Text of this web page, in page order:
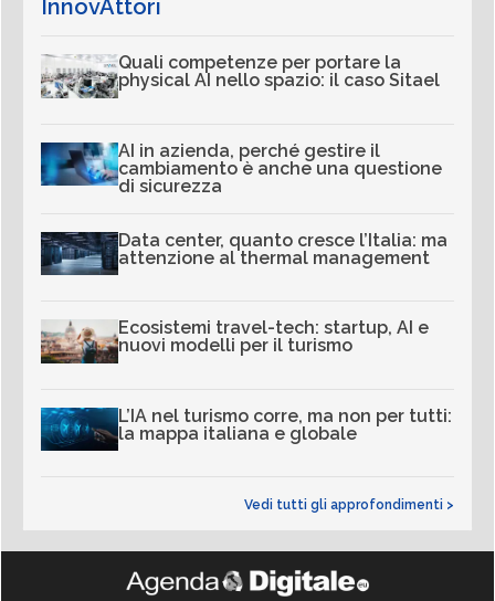
InnovAttori
Quali competenze per portare la
physical AI nello spazio: il caso Sitael
AI in azienda, perché gestire il
cambiamento è anche una questione
di sicurezza
Data center, quanto cresce l’Italia: ma
attenzione al thermal management
Ecosistemi travel-tech: startup, AI e
nuovi modelli per il turismo
L’IA nel turismo corre, ma non per tutti:
la mappa italiana e globale
Vedi tutti gli approfondimenti >